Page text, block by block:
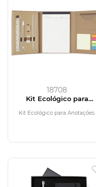
18708
Kit Ecológico para
Kit Ecológico para Anotações.